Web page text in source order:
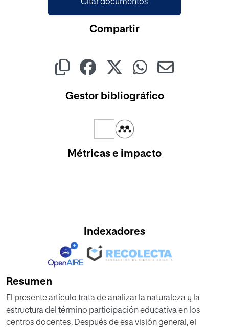
Citar documentos
Compartir
Gestor bibliográfico
Métricas e impacto
Indexadores
Resumen
El presente artículo trata de analizar la naturaleza y la
estructura del término participación educativa en los
centros docentes. Después de esa visión general, el